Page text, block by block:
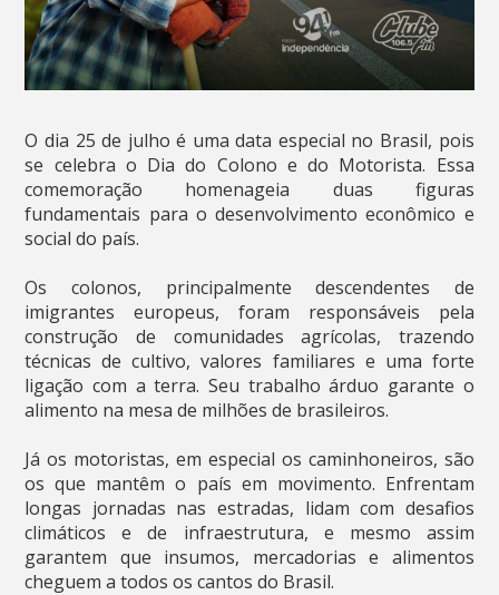
O dia 25 de julho é uma data especial no Brasil, pois
se celebra o Dia do Colono e do Motorista. Essa
comemoração homenageia duas figuras
fundamentais para o desenvolvimento econômico e
social do país.
Os colonos, principalmente descendentes de
imigrantes europeus, foram responsáveis pela
construção de comunidades agrícolas, trazendo
técnicas de cultivo, valores familiares e uma forte
ligação com a terra. Seu trabalho árduo garante o
alimento na mesa de milhões de brasileiros.
Já os motoristas, em especial os caminhoneiros, são
os que mantêm o país em movimento. Enfrentam
longas jornadas nas estradas, lidam com desafios
climáticos e de infraestrutura, e mesmo assim
garantem que insumos, mercadorias e alimentos
cheguem a todos os cantos do Brasil.